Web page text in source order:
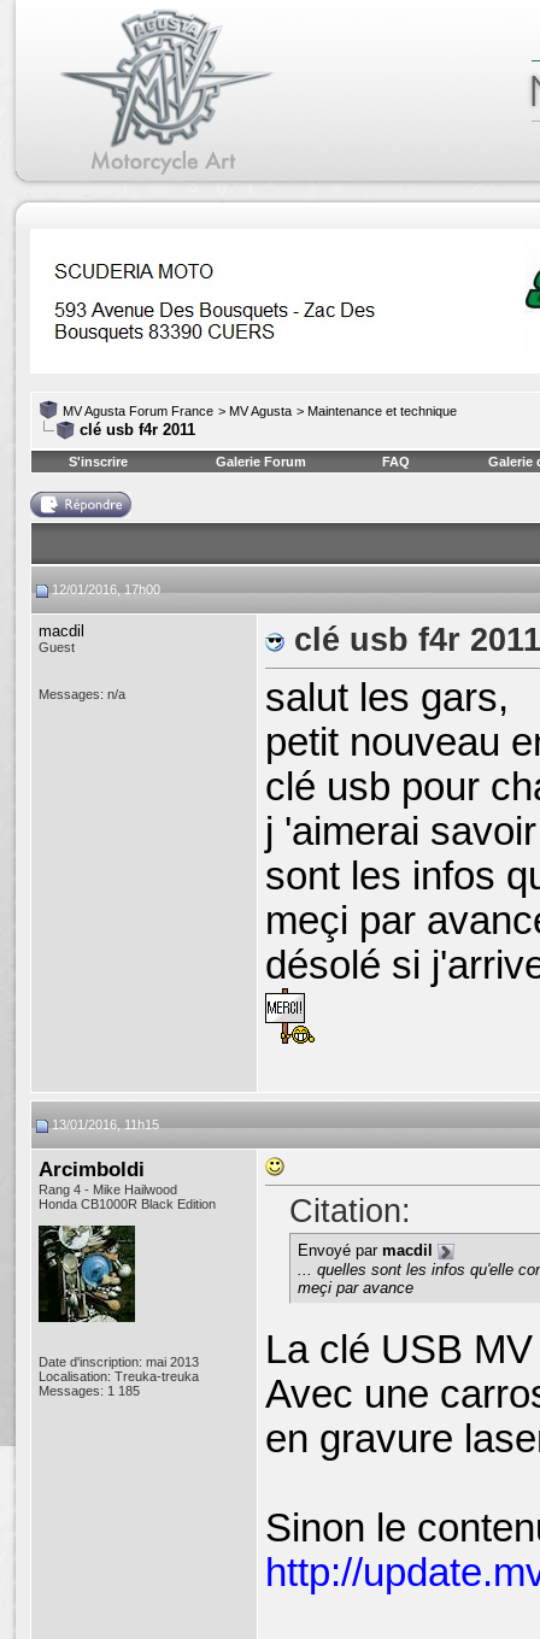
MV Agusta Forum France > MV Agusta > Maintenance et technique
clé usb f4r 2011
S'inscrire Galerie Forum FAQ Galerie
12/01/2016, 17h00
macdil
Guest
Messages: n/a
clé usb f4r 2011
salut les gars,
petit nouveau
clé usb pour
j 'aimerai
sont les infos
meçi par
désolé si
13/01/2016, 11h15
Arcimboldi
Rang 4 - Mike Hailwood
Honda CB1000R Black Edition
Date d'inscription: mai 2013
Localisation: Treuka-treuka
Messages: 1 185
Citation:
Envoyé par macdil
... quelles sont les infos qu'elle
meçi par avance
La clé USB
Avec une
en gravure
Sinon le
http://